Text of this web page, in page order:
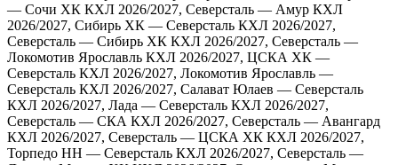
— Сочи ХК КХЛ 2026/2027, Северсталь — Амур КХЛ
2026/2027, Сибирь ХК — Северсталь КХЛ 2026/2027,
Северсталь — Сибирь ХК КХЛ 2026/2027, Северсталь —
Локомотив Ярославль КХЛ 2026/2027, ЦСКА ХК —
Северсталь КХЛ 2026/2027, Локомотив Ярославль —
Северсталь КХЛ 2026/2027, Салават Юлаев — Северсталь
КХЛ 2026/2027, Лада — Северсталь КХЛ 2026/2027,
Северсталь — СКА КХЛ 2026/2027, Северсталь — Авангард
КХЛ 2026/2027, Северсталь — ЦСКА ХК КХЛ 2026/2027,
Торпедо НН — Северсталь КХЛ 2026/2027, Северсталь —